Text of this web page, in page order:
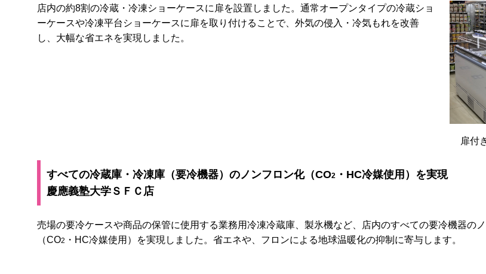
店内の約8割の冷蔵・冷凍ショーケースに扉を設置しました。通常オープンタイプの冷蔵ショ
ーケースや冷凍平台ショーケースに扉を取り付けることで、外気の侵入・冷気もれを改善
し、大幅な省エネを実現しました。
扉付
すべての冷蔵庫・冷凍庫（要冷機器）のノンフロン化（CO2 ・HC冷媒使用）を実現
慶應義塾大学ＳＦＣ店
売場の要冷ケースや商品の保管に使用する業務用冷凍冷蔵庫、製氷機など、店内のすべての要冷機器の
（CO2 ・HC冷媒使用）を実現しました。省エネや、フロンによる地球温暖化の抑制に寄与します。